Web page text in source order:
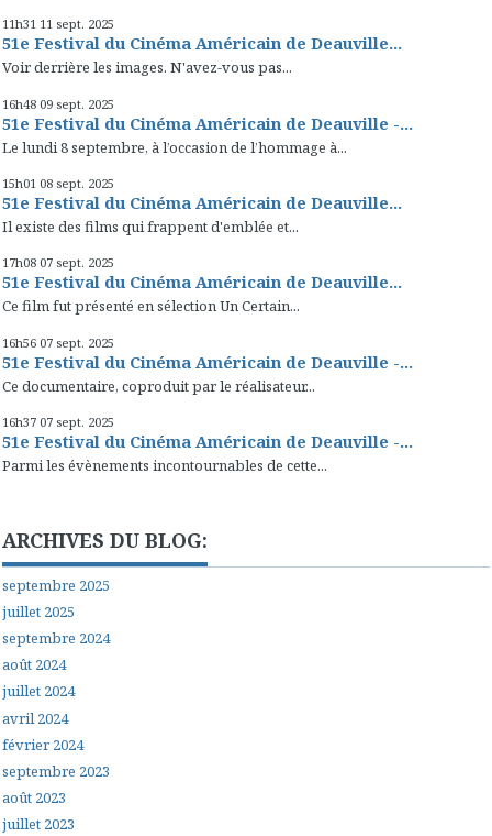
11h31 11 sept. 2025
51e Festival du Cinéma Américain de Deauville...
Voir derrière les images. N'avez-vous pas...
16h48 09 sept. 2025
51e Festival du Cinéma Américain de Deauville -...
Le lundi 8 septembre, à l’occasion de l’hommage à...
15h01 08 sept. 2025
51e Festival du Cinéma Américain de Deauville...
Il existe des films qui frappent d'emblée et...
17h08 07 sept. 2025
51e Festival du Cinéma Américain de Deauville...
Ce film fut présenté en sélection Un Certain...
16h56 07 sept. 2025
51e Festival du Cinéma Américain de Deauville -...
Ce documentaire, coproduit par le réalisateur...
16h37 07 sept. 2025
51e Festival du Cinéma Américain de Deauville -...
Parmi les évènements incontournables de cette...
ARCHIVES DU BLOG:
septembre 2025
juillet 2025
septembre 2024
août 2024
juillet 2024
avril 2024
février 2024
septembre 2023
août 2023
juillet 2023